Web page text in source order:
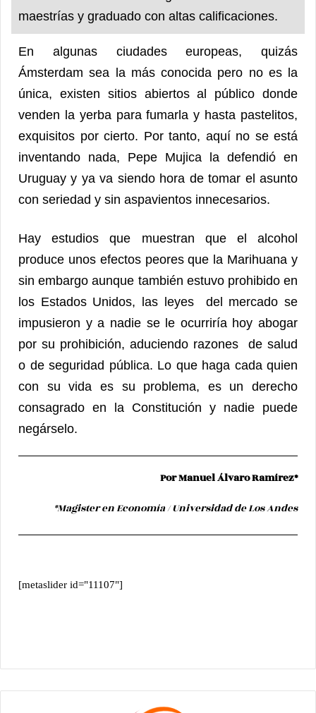
maestrías y graduado con altas calificaciones.
En algunas ciudades europeas, quizás
Ámsterdam sea la más conocida pero no es la
única, existen sitios abiertos al público donde
venden la yerba para fumarla y hasta pastelitos,
exquisitos por cierto. Por tanto, aquí no se está
inventando nada, Pepe Mujica la defendió en
Uruguay y ya va siendo hora de tomar el asunto
con seriedad y sin aspavientos innecesarios.
Hay estudios que muestran que el alcohol
produce unos efectos peores que la Marihuana y
sin embargo aunque también estuvo prohibido en
los Estados Unidos, las leyes del mercado se
impusieron y a nadie se le ocurriría hoy abogar
por su prohibición, aduciendo razones de salud
o de seguridad pública. Lo que haga cada quien
con su vida es su problema, es un derecho
consagrado en la Constitución y nadie puede
negárselo.
Por Manuel Álvaro Ramírez*
*Magister en Economía / Universidad de Los Andes
[metaslider id="11107"]